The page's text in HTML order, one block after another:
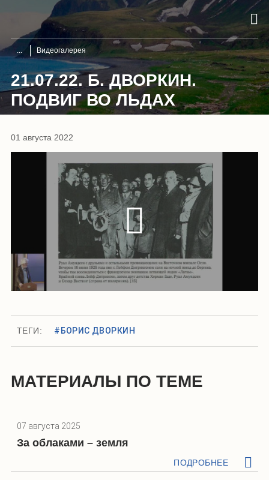
Видеогалерея
21.07.22. Б. ДВОРКИН.
ПОДВИГ ВО ЛЬДАХ
01 августа 2022
ТЕГИ: #БОРИС ДВОРКИН
МАТЕРИАЛЫ ПО ТЕМЕ
07 августа 2025
За облаками – земля
ПОДРОБНЕЕ